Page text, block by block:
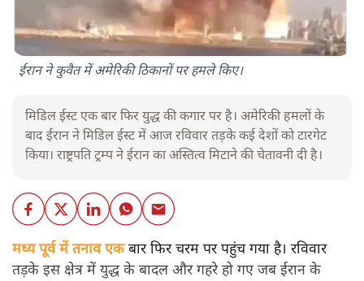
ईरान ने कुवैत में अमेरिकी ठिकानों पर हमले किए।
मिडिल ईस्ट एक बार फिर युद्ध की कगार पर है। अमेरिकी हमलों के
बाद ईरान ने मिडिल ईस्ट में आज रविवार तड़के कई देशों को टारगेट
किया। राष्ट्रपति ट्रम्प ने ईरान का अस्तित्व मिटाने की चेतावनी दी है।
मध्य पूर्व में तनाव एकबार फिर चरम पर पहुंच गया है। रविवार
तड़के इस क्षेत्र में युद्ध के बादल और गहरे हो गए जब ईरान के